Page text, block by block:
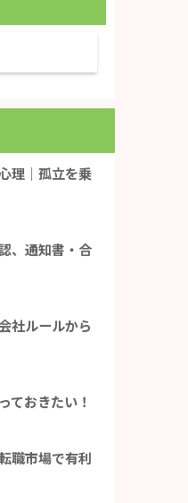
理｜孤立を乗
、通知書・合
社ルールから
ておきたい！
職市場で有利